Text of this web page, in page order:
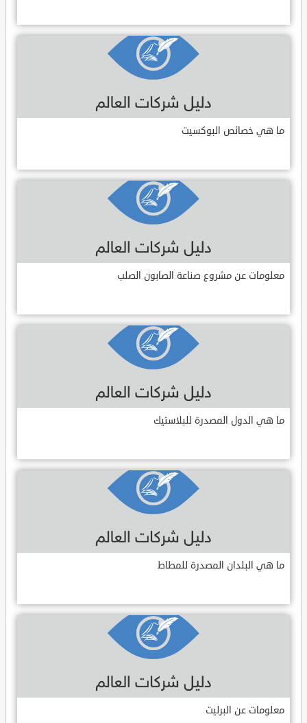
ما هي خصائص البوكسيت
معلومات عن مشروع صناعة الصابون الصلب
ما هي الدول المصدرة للبلاستيك
ما هي البلدان المصدرة للمطاط
معلومات عن البرليت